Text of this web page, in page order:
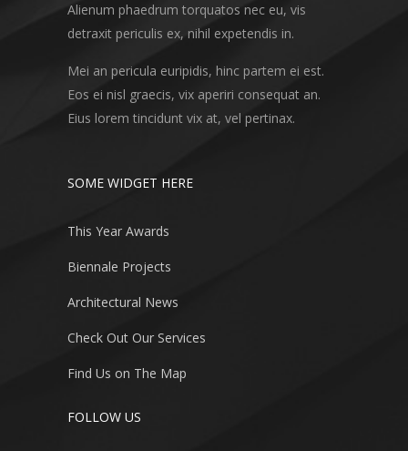
Alienum phaedrum torquatos nec eu, vis
detraxit periculis ex, nihil expetendis in.
Mei an pericula euripidis, hinc partem ei est.
Eos ei nisl graecis, vix aperiri consequat an.
Eius lorem tincidunt vix at, vel pertinax.
SOME WIDGET HERE
This Year Awards
Biennale Projects
Architectural News
Check Out Our Services
Find Us on The Map
FOLLOW US